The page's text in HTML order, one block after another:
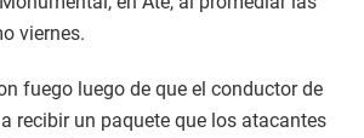
viernes.
fuego luego de que el conductor de
recibir un paquete que los atacantes